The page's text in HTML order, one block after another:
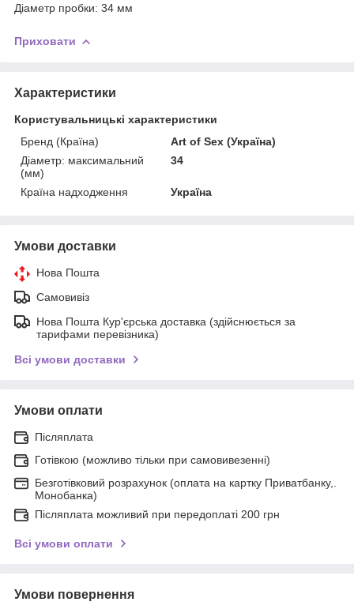
Діаметр пробки: 34 мм
Приховати
Характеристики
Користувальницькі характеристики
Бренд (Країна)
Art of Sex (Україна)
Діаметр: максимальний
(мм)
34
Країна надходження Україна
Умови доставки
Нова Пошта
Самовивіз
Нова Пошта Кур'єрська доставка (здійснюється за
тарифами перевізника)
Всі умови доставки
Умови оплати
Післяплата
Готівкою (можливо тільки при самовивезенні)
Безготівковий розрахунок (оплата на картку Приватбанку,.
Монобанка)
Післяплата можливий при передоплаті 200 грн
Всі умови оплати
Умови повернення